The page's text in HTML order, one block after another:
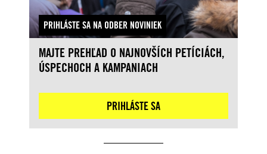
PRIHLÁSTE SA NA ODBER NOVINIEK
MAJTE PREHĽAD O NAJNOVŠÍCH PETÍCIÁCH,
ÚSPECHOCH A KAMPANIACH
PRIHLÁSTE SA